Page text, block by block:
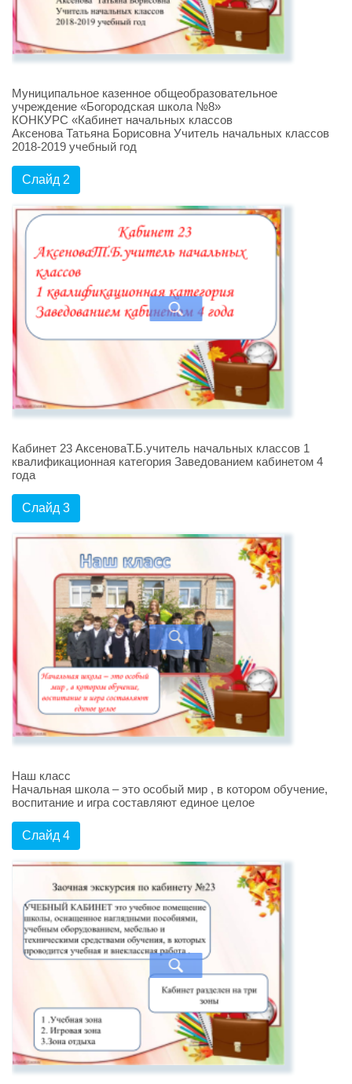
Муниципальное казенное общеобразовательное
учреждение «Богородская школа №8»
КОНКУРС «Кабинет начальных классов
Аксенова Татьяна Борисовна Учитель начальных классов
2018-2019 учебный год
Слайд 2
Кабинет 23 АксеноваТ.Б.учитель начальных классов 1
квалификационная категория Заведованием кабинетом 4
года
Слайд 3
Наш класс
Начальная школа – это особый мир , в котором обучение,
воспитание и игра составляют единое целое
Слайд 4